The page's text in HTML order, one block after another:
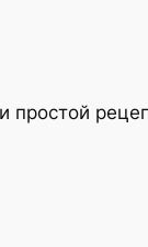
простой